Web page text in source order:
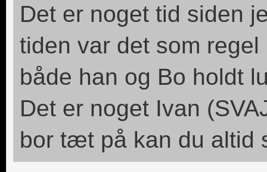
Det er noget tid siden
tiden var det som
både han og Bo holdt
Det er noget Ivan
bor tæt på kan du altid